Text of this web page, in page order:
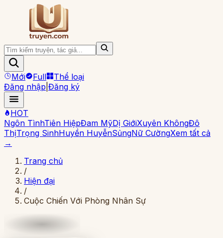
Mới Full
Thể loại
Đăng nhập Đăng ký
HOT
Ngôn TìnhTiên HiệpĐam MỹDị GiớiXuyên KhôngĐô
ThịTrọng SinhHuyền HuyễnSủngNữ CườngXem tất cả
→
Trang chủ
/
Hiện đại
/
Cuộc Chiến Với Phòng Nhân Sự